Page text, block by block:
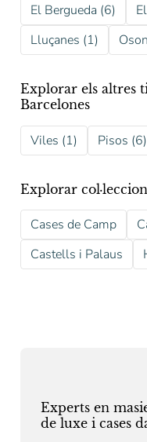
El Bergueda (6)
Lluçanes (1)
Explorar els altres
Barcelones
Viles (1) Pisos (6)
Explorar
Cases de Camp
Castells i Palaus
Experts en
de luxe i cases